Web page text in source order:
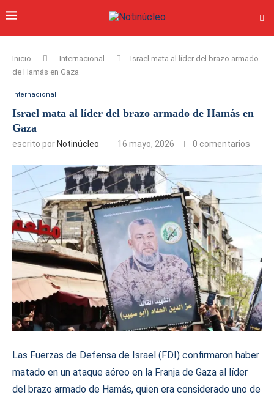
Inicio Internacional
Israel mata al líder del brazo armado
de Hamás en Gaza
Internacional
Israel mata al líder del brazo armado de Hamás en
Gaza
escrito por Notinúcleo 16 mayo, 2026 0 comentarios
Las Fuerzas de Defensa de Israel (FDI) confirmaron haber
matado en un ataque aéreo en la Franja de Gaza al líder
del brazo armado de Hamás, quien era considerado uno de